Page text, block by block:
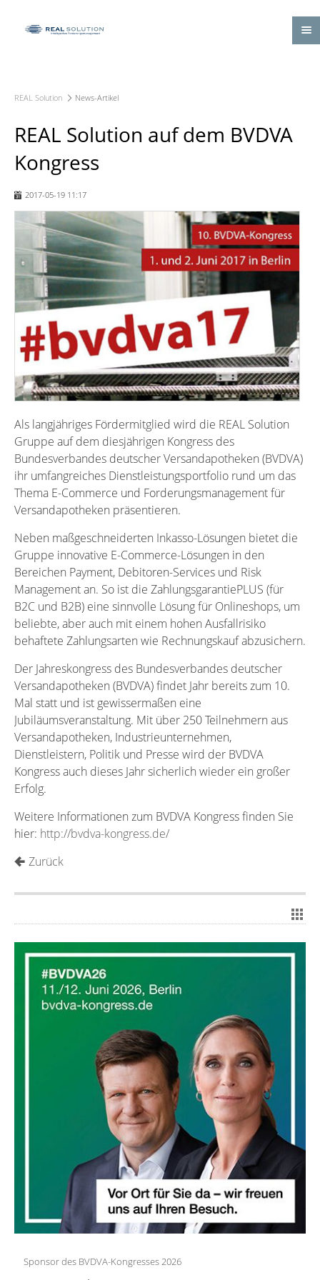
REAL Solution News-Artikel
REAL Solution auf dem BVDVA
Kongress
2017-05-19 11:17
Als langjähriges Fördermitglied wird die REAL Solution
Gruppe auf dem diesjährigen Kongress des
Bundesverbandes deutscher Versandapotheken (BVDVA)
ihr umfangreiches Dienstleistungsportfolio rund um das
Thema E-Commerce und Forderungsmanagement für
Versandapotheken präsentieren.
Neben maßgeschneiderten Inkasso-Lösungen bietet die
Gruppe innovative E-Commerce-Lösungen in den
Bereichen Payment, Debitoren-Services und Risk
Management an. So ist die ZahlungsgarantiePLUS (für
B2C und B2B) eine sinnvolle Lösung für Onlineshops, um
beliebte, aber auch mit einem hohen Ausfallrisiko
behaftete Zahlungsarten wie Rechnungskauf abzusichern.
Der Jahreskongress des Bundesverbandes deutscher
Versandapotheken (BVDVA) findet Jahr bereits zum 10.
Mal statt und ist gewissermaßen eine
Jubiläumsveranstaltung. Mit über 250 Teilnehmern aus
Versandapotheken, Industrieunternehmen,
Dienstleistern, Politik und Presse wird der BVDVA
Kongress auch dieses Jahr sicherlich wieder ein großer
Erfolg.
Weitere Informationen zum BVDVA Kongress finden Sie
hier: http://bvdva-kongress.de/
Zurück
Sponsor des BVDVA-Kongresses 2026